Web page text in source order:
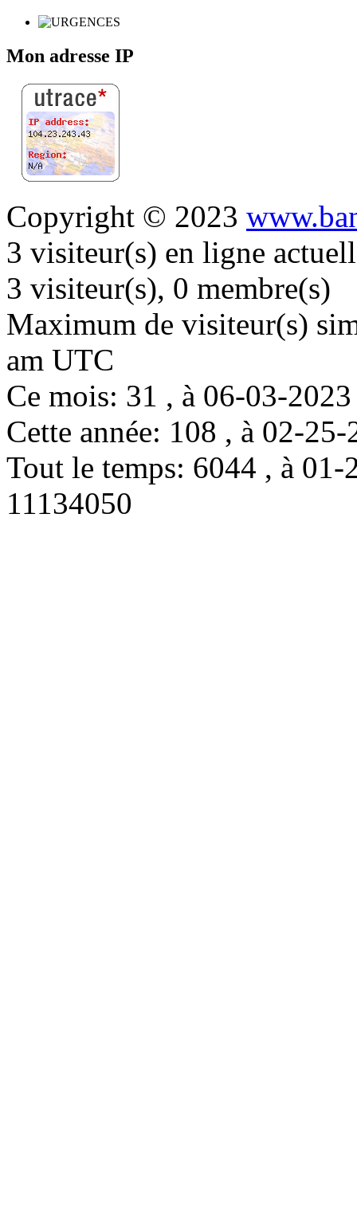
Mon adresse IP
Copyright © 2023
3 visiteur(s) en ligne
3 visiteur(s), 0 membre(s)
Maximum de visiteur(s)
am UTC
Ce mois: 31 , à 06-03-
Cette année: 108 , à 02-
Tout le temps: 6044 , à
11134050